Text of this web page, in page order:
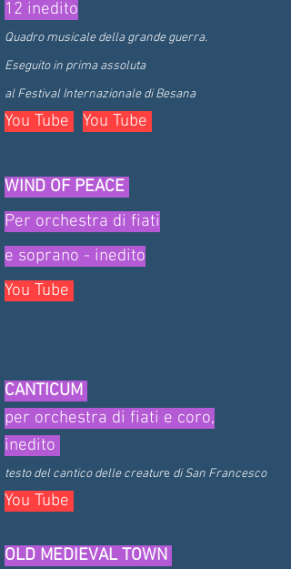
12 inedito
Quadro musicale della grande guerra.
Eseguito in prima assoluta
al Festival Internazionale di Besana
You Tube You Tube
WIND OF PEACE
Per orchestra di fiati
e soprano - inedito
You Tube
CANTICUM
per orchestra di fiati e coro,
inedito
testo del cantico delle creature di San Francesco
You Tube
OLD MEDIEVAL TOWN